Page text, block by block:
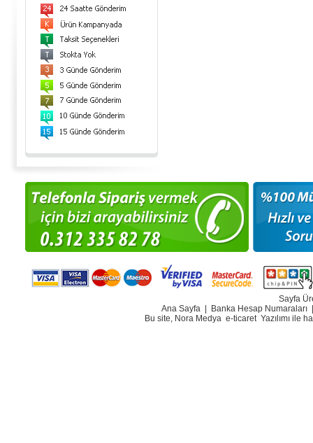
Sayfa
Ana Sayfa
Banka Hesap Numaraları
Bu site, Nora Medya e-ticaret Yazılımı ile